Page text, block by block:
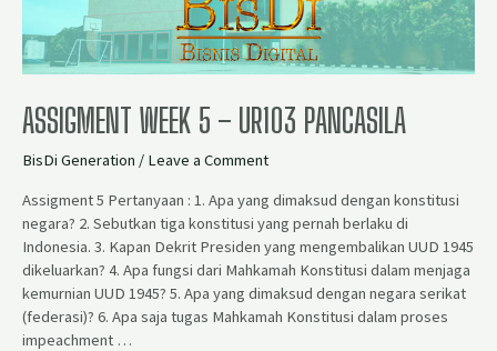
ASSIGMENT WEEK 5 – UR103 PANCASILA
BisDi Generation / Leave a Comment
Assigment 5 Pertanyaan : 1. Apa yang dimaksud dengan konstitusi
negara? 2. Sebutkan tiga konstitusi yang pernah berlaku di
Indonesia. 3. Kapan Dekrit Presiden yang mengembalikan UUD 1945
dikeluarkan? 4. Apa fungsi dari Mahkamah Konstitusi dalam menjaga
kemurnian UUD 1945? 5. Apa yang dimaksud dengan negara serikat
(federasi)? 6. Apa saja tugas Mahkamah Konstitusi dalam proses
impeachment …